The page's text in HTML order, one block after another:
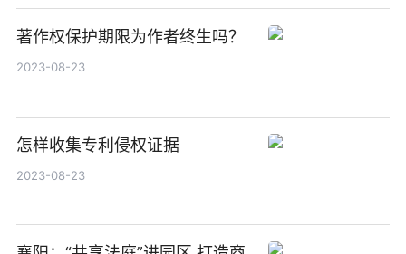
著作权保护期限为作者终生吗？
2023-08-23
怎样收集专利侵权证据
2023-08-23